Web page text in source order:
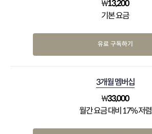
₩13,200
기본 요금
유료 구독하기
3개월 멤버십
₩33,000
월간 요금 대비 17% 저렴